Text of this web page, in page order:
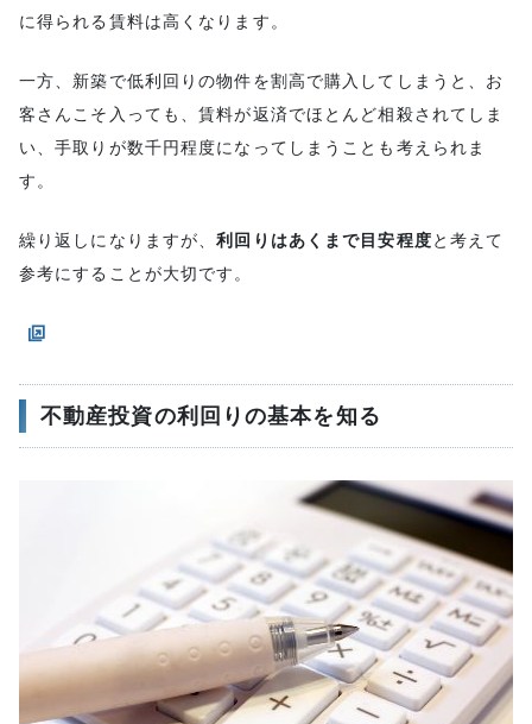
に得られる賃料は高くなります。
一方、新築で低利回りの物件を割高で購入してしまうと、お
客さんこそ入っても、賃料が返済でほとんど相殺されてしま
い、手取りが数千円程度になってしまうことも考えられま
す。
繰り返しになりますが、利回りはあくまで目安程度と考えて
参考にすることが大切です。
不動産投資の利回りの基本を知る